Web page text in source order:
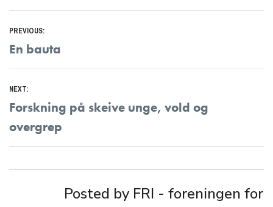
Innleggsnavigasjon
PREVIOUS:
Previous
post:
En bauta
NEXT:
Next
post:
Forskning på skeive unge, vold og
overgrep
Posted by FRI - foreningen for